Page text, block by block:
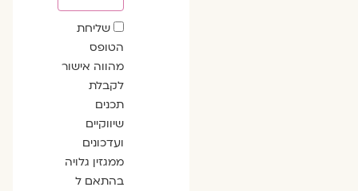
שדה
הסכמה
שליחת
הטופס
מהווה אישור
לקבלת
תכנים
שיווקיים
ועדכונים
ממגזין גלויה
בהתאם ל